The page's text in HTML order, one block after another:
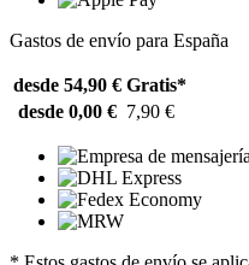
Gastos de envío para España
desde 54,90 € Gratis*
desde 0,00 € 7,90 €